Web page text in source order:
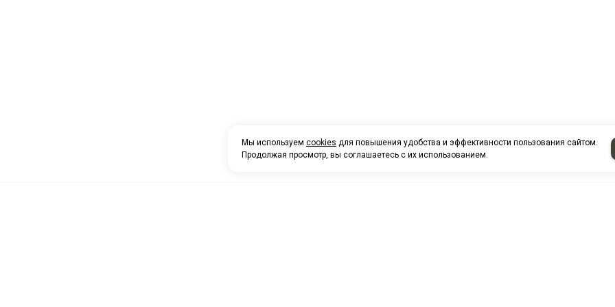
Мы используем cookies для повышения удобства и эффективности пользования сайтом.
Продолжая просмотр, вы соглашаетесь с их использованием.